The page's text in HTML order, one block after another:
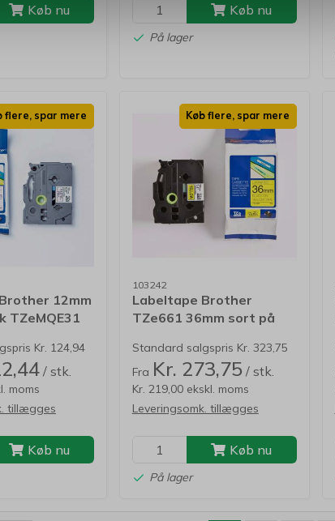
Køb nu Køb nu
På lager
flere, spar mere
12mm
TZeMQE31
Kr. 124,94
/ stk.
moms
tillægges
Køb nu
Køb flere, spar mere
103242
Labeltape Brother
TZe661 36mm sort på
Standard salgspris Kr. 323,75
Fra Kr. 273,75 / stk.
Kr. 219,00 ekskl. moms
Leveringsomk. tillægges
Køb nu
På lager